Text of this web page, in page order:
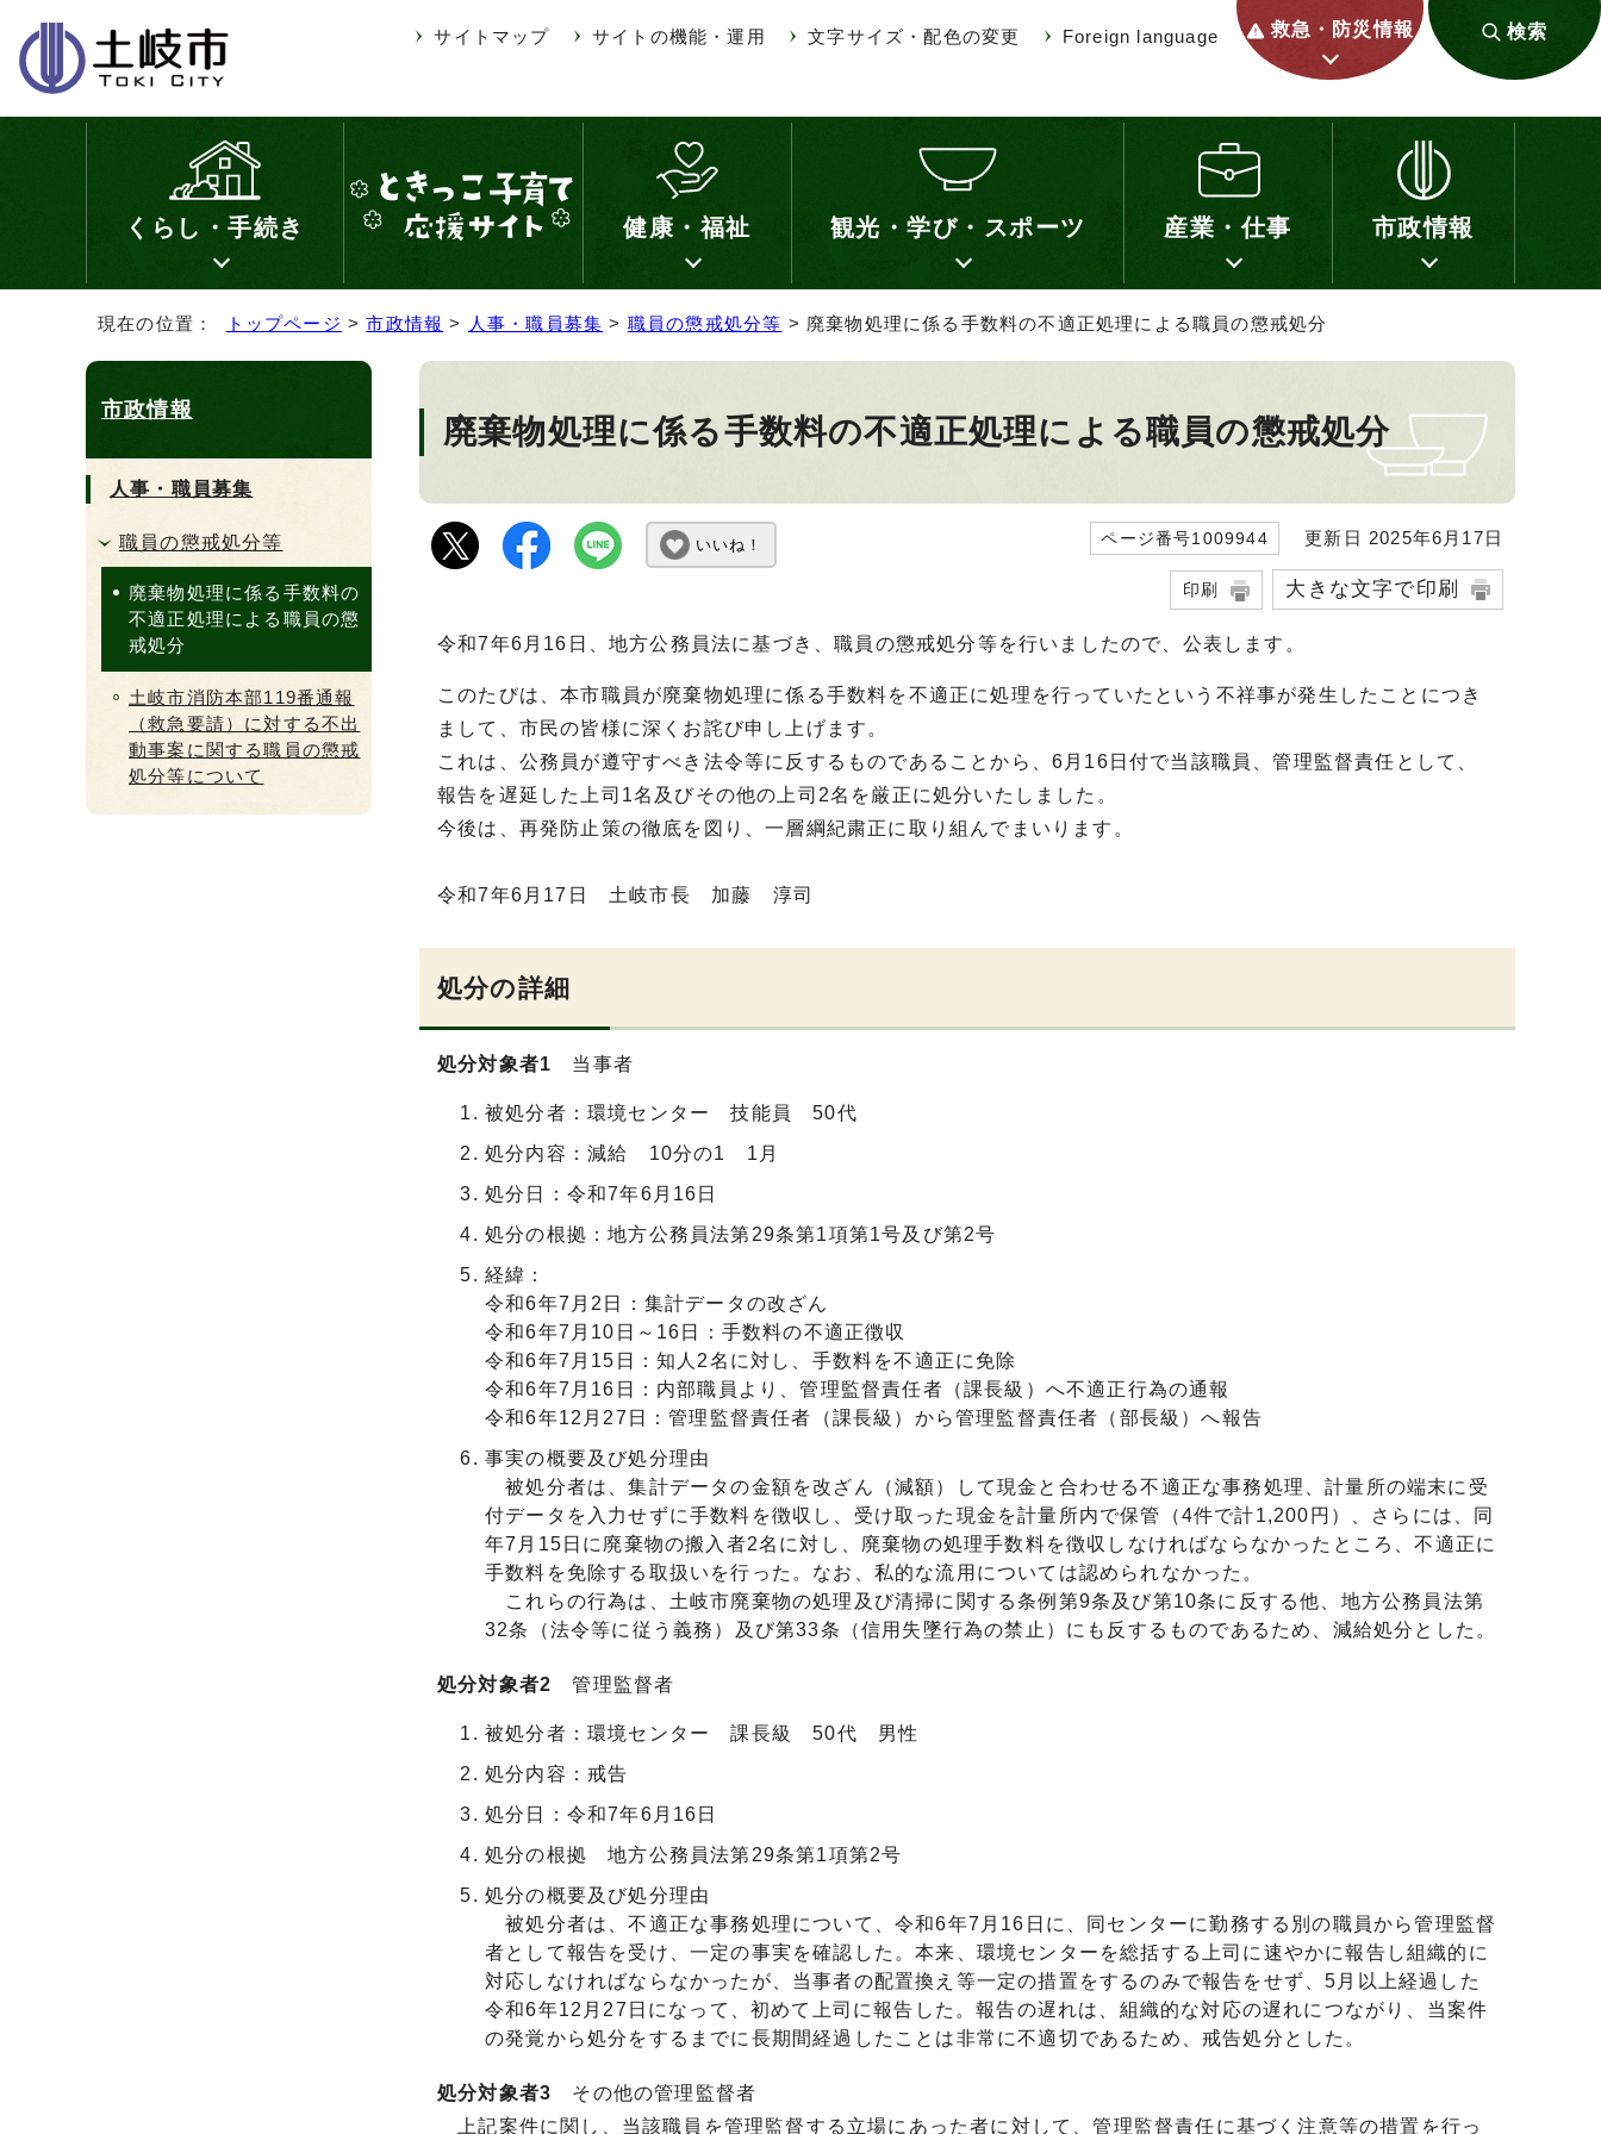
サイトマップ サイトの機能・運用 文字サイズ・配色の変更 Foreign language 救急・防災情報 検索
くらし・手続き 健康・福祉 観光・学び・スポーツ 産業・仕事 市政情報
現在の位置： トップページ >市政情報 > 人事・職員募集 > 職員の懲戒処分等 > 廃棄物処理に係る手数料の不適正処理による職員の懲戒処分
廃棄物処理に係る手数料の不適正処理による職員の懲戒処分
いいね！ ページ番号1009944 更新日 2025年6月17日
印刷 大きな文字で印刷
令和7年6月16日、地方公務員法に基づき、職員の懲戒処分等を行いましたので、公表します。
このたびは、本市職員が廃棄物処理に係る手数料を不適正に処理を行っていたという不祥事が発生したことにつき
まして、市民の皆様に深くお詫び申し上げます。
これは、公務員が遵守すべき法令等に反するものであることから、6月16日付で当該職員、管理監督責任として、
報告を遅延した上司1名及びその他の上司2名を厳正に処分いたしました。
今後は、再発防止策の徹底を図り、一層綱紀粛正に取り組んでまいります。
令和7年6月17日 土岐市長 加藤 淳司
処分の詳細
処分対象者1 当事者
被処分者：環境センター 技能員 50代
処分内容：減給 10分の1 1月
処分日：令和7年6月16日
処分の根拠：地方公務員法第29条第1項第1号及び第2号
経緯：
令和6年7月2日：集計データの改ざん
令和6年7月10日～16日：手数料の不適正徴収
令和6年7月15日：知人2名に対し、手数料を不適正に免除
令和6年7月16日：内部職員より、管理監督責任者（課長級）へ不適正行為の通報
令和6年12月27日：管理監督責任者（課長級）から管理監督責任者（部長級）へ報告
事実の概要及び処分理由
被処分者は、集計データの金額を改ざん（減額）して現金と合わせる不適正な事務処理、計量所の端末に受
付データを入力せずに手数料を徴収し、受け取った現金を計量所内で保管（4件で計1,200円）、さらには、同
年7月15日に廃棄物の搬入者2名に対し、廃棄物の処理手数料を徴収しなければならなかったところ、不適正に
手数料を免除する取扱いを行った。なお、私的な流用については認められなかった。
これらの行為は、土岐市廃棄物の処理及び清掃に関する条例第9条及び第10条に反する他、地方公務員法第
32条（法令等に従う義務）及び第33条（信用失墜行為の禁止）にも反するものであるため、減給処分とした。
処分対象者2 管理監督者
被処分者：環境センター 課長級 50代 男性
処分内容：戒告
処分日：令和7年6月16日
処分の根拠 地方公務員法第29条第1項第2号
処分の概要及び処分理由
被処分者は、不適正な事務処理について、令和6年7月16日に、同センターに勤務する別の職員から管理監督
者として報告を受け、一定の事実を確認した。本来、環境センターを総括する上司に速やかに報告し組織的に
対応しなければならなかったが、当事者の配置換え等一定の措置をするのみで報告をせず、5月以上経過した
令和6年12月27日になって、初めて上司に報告した。報告の遅れは、組織的な対応の遅れにつながり、当案件
の発覚から処分をするまでに長期間経過したことは非常に不適切であるため、戒告処分とした。
処分対象者3 その他の管理監督者
上記案件に関し、当該職員を管理監督する立場にあった者に対して、管理監督責任に基づく注意等の措置を行っ
市政情報
人事・職員募集
職員の懲戒処分等
廃棄物処理に係る手数料の
不適正処理による職員の懲
戒処分
土岐市消防本部119番通報
（救急要請）に対する不出
動事案に関する職員の懲戒
処分等について